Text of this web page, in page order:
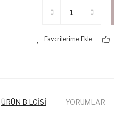
ÜRÜN BİLGİSİ YORUMLAR